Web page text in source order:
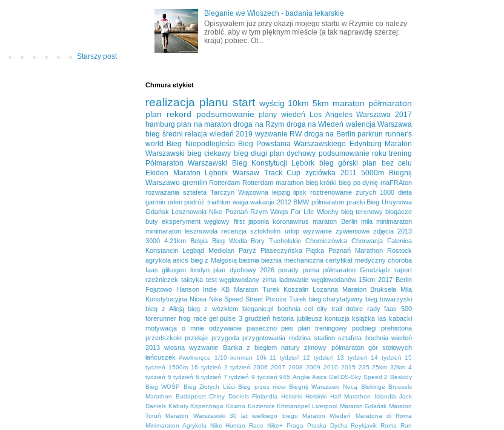
Starszy post
Bieganie we Włoszech - badania lekarskie
Opisywałem już przy okazji mojego startu w Rzymie co należy
zrobić, aby w tym pięknym mieście (a tak naprawdę szerzej:
kraju) pobiec. Ot...
Chmura etykiet
realizacja planu start wyścig 10km 5km maraton półmaraton
plan
rekord podsumowanie plany wiedeń Los Angeles Warszawa 2017
hamburg plan na maraton droga na Rzym droga na Wiedeń walencja Warszawa
bieg średni relacja wiedeń 2019 wyzwanie RW droga na Berlin parkrun runner's
world Bieg Niepodległości Bieg Powstania Warszawskiego Edynburg Maraton
Warszawski bieg ciekawy bieg długi plan dychowy podsumowanie roku trening
Półmaraton Warszawski
Bieg Konstytucji Lębork bieg górski
plan bez celu
Ekiden
Maraton Lębork Warsaw Track Cup życiówka 2011 5000m
Biegnij
Warszawo gremlin Rotterdam Rotterdam marathon bieg krótki bieg po dynię maFRAton
rozważania sztafeta Tarczyn Wiązowna leipzig lipsk roztrenowanie zurych 1000 dieta
garmin orlen podróż triathlon waga wakacje 2012 BMW półmaraton praski Bieg Ursynowa
Gdańsk Lesznowola Nike Poznań Rzym Wings For Life Włochy bieg terenowy blogacze
buty eksperyment węglowy first japonia koronawirus maraton Berlin mila minimaraton
minimaraton lesznowola recenzja sztokholm urlop wyzwanie żywieniowe zdjęcia 2013
3000 4.21km Belgia Bieg Wedla Bory Tucholskie Chomiczówka Chorwacja
Falenica
Konstancin
Legbąd Mediolan Paryż Piaseczyńska Piątka Poznań Marathon
Rostock
agrykola asics bieg z Małgosią bieżnia bieżnia mechaniczna certyfikat medyczny choroba
faas
glikogen londyn plan dychowy 2026 porady puma półmaraton Grudziądz raport
rzeźniczek taktyka test węglowodany zima ładowanie węglowodanów 15km 2017 Berlin
Fojutowo
Hanson Indie KB Maraton Turek Koszalin Lozanna Maraton Bruksela
Mila
Konstytucyjna Nicea Nike Speed Street Poroże Turek bieg charytatywny bieg towarzyski
bieg z Alicją bieg z wózkiem bieganie.pl bochnia cel city trail dobre rady faas 500
forerunner frog race gel pulse 3 grudzień historia jubileusz kontuzja książka las kabacki
motywacja
o mnie odżywianie piaseczno pies plan treningowy podbiegi
prehistoria
przedszkole przełaje przygoda przygotowania rodzina stadion sztafeta bochnia wiedeń
2013
wiosna wyzwanie Bartka z biegiem natury
zimowy półmaraton gór stołowych
łańcuszek #wolneręce 1/10 ironman 10k 11 tydzień 12 tydzień 13 tydzień 14 tydzień
15
tydzień
1500m 16 tydzień 2 tydzień 2006 2007 2008 2009 2010 2015 235 25km 32km 4
tydzień 5 tydzień 6 tydzień 7 tydzień 9 tydzień 945 Anglia Asics Gel DS-Sky Speed 2 Beskidy
Bieg WOŚP
Bieg Złotych Liści Bieg przez most Biegnij Warszawo Nocą Blekinge Brussels
Marathon
Budapeszt Chiny Daniels Finlandia Helsinki Helsinki Half Marathon Islandia Jack
Daniels Kabaty Kopenhaga Kowno Kozienice Kristianopel Liverpool Maraton Gdańsk Maraton
Toruń
Maraton Warszawski 30 lat wielkiego biegu Maraton Wiedeń
Maratona di Roma
Minimaraton Agrykola
Nike Human Race Nike+ Praga Praska Dycha Reykjavik Roma Run